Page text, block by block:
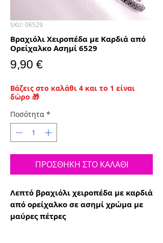
SKU: 06529
Βραχιόλι Χειροπέδα με Καρδιά από
Ορείχαλκο Ασημί 6529
9,90 €Τιμή
Βάζεις στο καλάθι 4 και το 1 είναι
δώρο 🎁
Ποσότητα *
ΠΡΟΣΘΗΚΗ ΣΤΟ ΚΑΛΑΘΙ
Λεπτό βραχιόλι χειροπέδα με καρδιά
από ορείχαλκο σε ασημί χρώμα με
μαύρες πέτρες